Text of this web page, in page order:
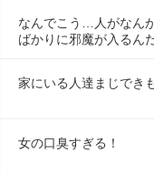
なんでこう…人がなん
ばかりに邪魔が入るん
家にいる人達まじでき
女の口臭すぎる！